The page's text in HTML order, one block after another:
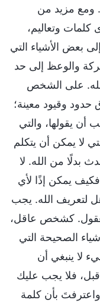
ومع مزيد من
كلمات وتعاليم،
بعض الأشياء التي
والوعظ إلى حد
على الشخص
حدود وقيود معينة؛
أن يقولها، والتي
لا يمكن أن يتكلم
بدلًا من الله. لا
يمكن إذًا لأي
لتعريف الله. يجب
كشخص عاقل،
الصحيحة التي
لا ينبغي أن
فلا يجب عليك
بأن كلمة